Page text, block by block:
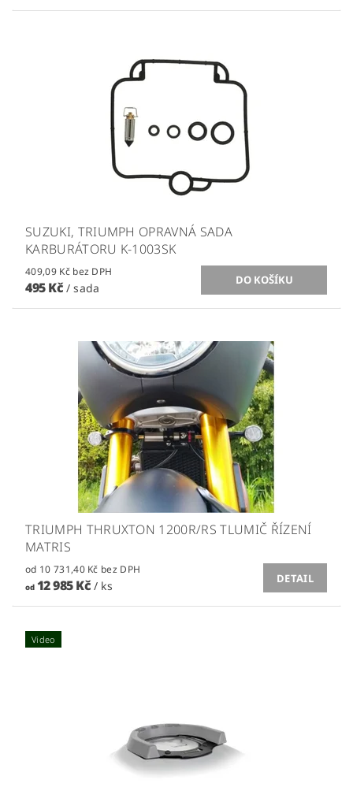
SUZUKI, TRIUMPH OPRAVNÁ SADA
KARBURÁTORU K-1003SK
409,09 Kč bez DPH
495 Kč / sada
TRIUMPH THRUXTON 1200R/RS TLUMIČ ŘÍZENÍ
MATRIS
od 10 731,40 Kč bez DPH
od12 985 Kč / ks
DETAIL
Video